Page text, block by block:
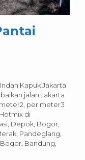
Kapuk Jakarta
jalan Jakarta
per meter3
di
Depok, Bogor,
Pandeglang,
Bandung,